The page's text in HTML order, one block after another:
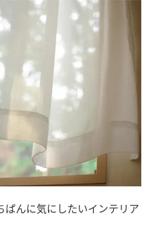
んに気にしたいインテリア